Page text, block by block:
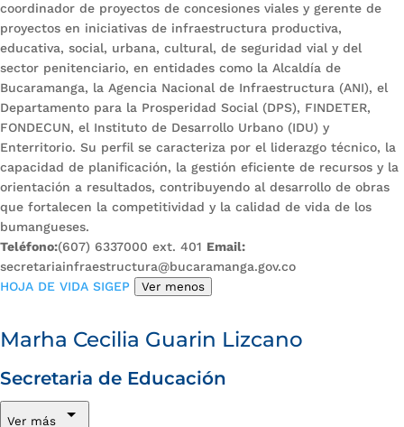
coordinador de proyectos de concesiones viales y gerente de
proyectos en iniciativas de infraestructura productiva,
educativa, social, urbana, cultural, de seguridad vial y del
sector penitenciario, en entidades como la Alcaldía de
Bucaramanga, la Agencia Nacional de Infraestructura (ANI), el
Departamento para la Prosperidad Social (DPS), FINDETER,
FONDECUN, el Instituto de Desarrollo Urbano (IDU) y
Enterritorio. Su perfil se caracteriza por el liderazgo técnico, la
capacidad de planificación, la gestión eficiente de recursos y la
orientación a resultados, contribuyendo al desarrollo de obras
que fortalecen la competitividad y la calidad de vida de los
bumangueses.
Teléfono:(607) 6337000 ext. 401 Email:
secretariainfraestructura@bucaramanga.gov.co
HOJA DE VIDA SIGEP
Ver menos
Marha Cecilia Guarin Lizcano
Secretaria de Educación
Ver más